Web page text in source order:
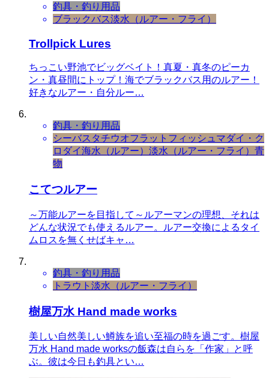
釣具・釣り用品
ブラックバス淡水（ルアー・フライ）
Trollpick Lures
ちっこい野池でビッグベイト！真夏・真冬のピーカ
ン・真昼間にトップ！海でブラックバス用のルアー！
好きなルアー・自分ルー…
釣具・釣り用品
シーバス タチウオフラットフィッシュマダイ・ク
ロダイ海水（ルアー） 淡水（ルアー・フライ） 青
物
こてつルアー
～万能ルアーを目指して～ルアーマンの理想、それは
どんな状況でも使えるルアー。ルアー交換によるタイ
ムロスを無くせばキャ…
釣具・釣り用品
トラウト 淡水（ルアー・フライ）
樹屋万水 Hand made works
美しい自然美しい鱒族を追い至福の時を過ごす。樹屋
万水 Hand made worksの飯森は自らを「作家」と呼
ぶ。彼は今日も釣具とい…